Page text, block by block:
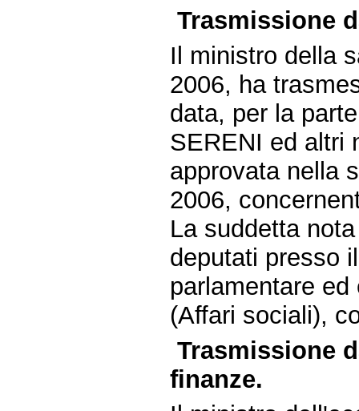
Trasmissione
Il ministro della
2006, ha
data, per la
SERENI ed altri
approvata nella
2006,
La suddetta
deputati presso
parlamentare
(Affari sociali),
Trasmissione
finanze.